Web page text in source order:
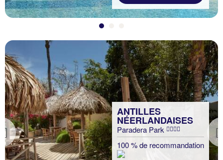
Previous
ANTILLES
NÉERLANDAISES
Paradera Park
100 % de recommandation